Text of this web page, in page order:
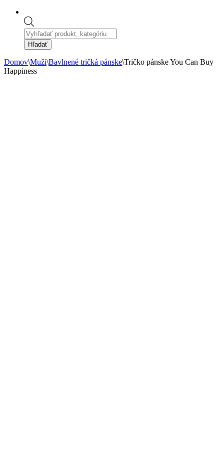
Products
search
Hľadať
Domov\Muži\Bavlnené tričká pánske\Tričko pánske You Can Buy
Happiness